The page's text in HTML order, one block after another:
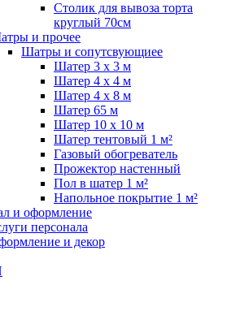
Столик для вывоза торта
круглый 70см
и прочее
Шатры и сопутсвующиее
Шатер 3 х 3 м
Шатер 4 х 4 м
Шатер 4 х 8 м
Шатер 65 м
Шатер 10 х 10 м
Шатер тентовый 1 м²
Газовый обогреватель
Прожектор настенный
Пол в шатер 1 м²
Напольное покрытие 1 м²
и оформление
персонала
и декор